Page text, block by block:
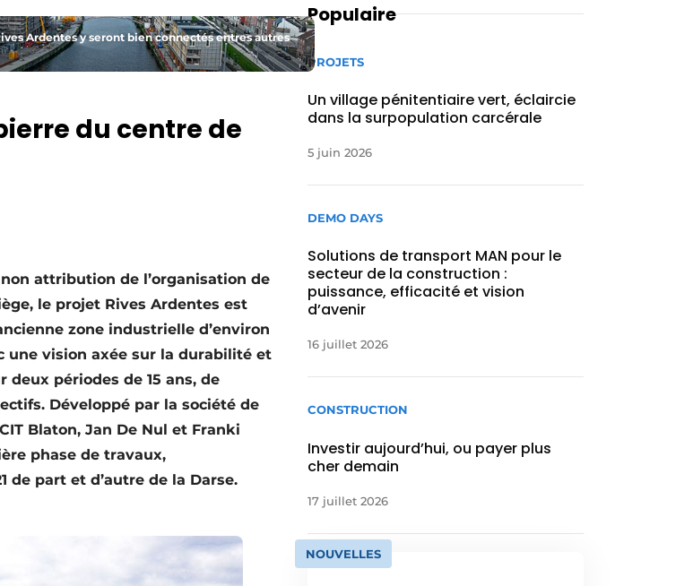
Ardentes y seront bien connectés entres autres
du centre de
attribution de l’organisation de
le projet Rives Ardentes est
zone industrielle d’environ
une vision axée sur la durabilité et
périodes de 15 ans, de
Développé par la société de
Blaton, Jan De Nul et Franki
phase de travaux,
part et d’autre de la Darse.
Populaire
PROJETS
Un village pénitentiaire vert, éclaircie
dans la surpopulation carcérale
5 juin 2026
DEMO DAYS
Solutions de transport MAN pour le
secteur de la construction :
puissance, efficacité et vision
d’avenir
16 juillet 2026
CONSTRUCTION
Investir aujourd’hui, ou payer plus
cher demain
17 juillet 2026
NOUVELLES